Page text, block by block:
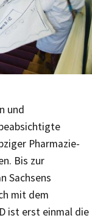
und
Pharmazie-
Bis zur
Sachsens
mit dem
ist erst einmal die